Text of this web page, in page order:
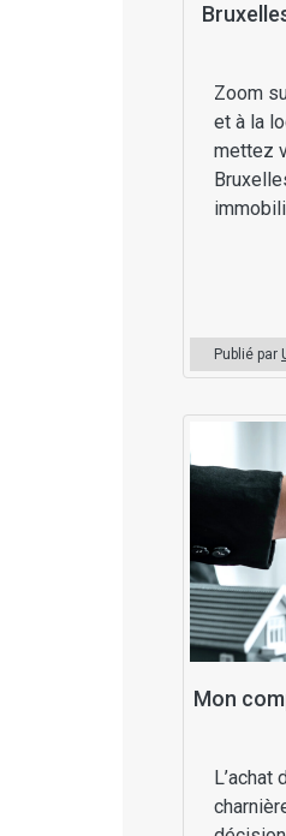
Zoom
et à la
mettez
Publié par
Mon
L’achat